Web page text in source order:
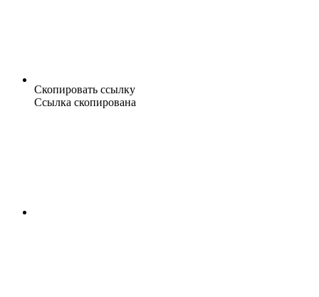
Скопировать ссылку
Ссылка скопирована